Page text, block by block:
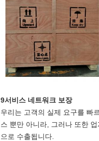
9서비스 네트워크 보장
우리는 고객의 실제 요구를 빠
스 뿐만 아니라, 그러나 또한
으로 수출됩니다.